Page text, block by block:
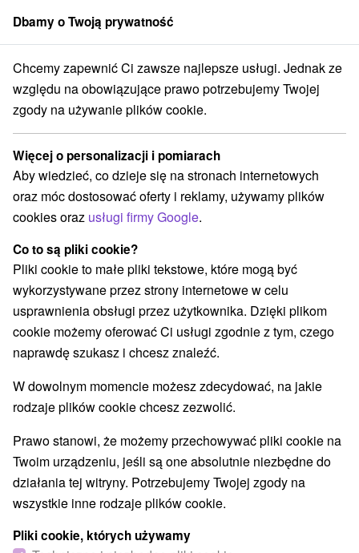
członek grupySorger
oferty na Słowacji Bony wakacyjne na Słowacji Zamagurie
Bony wakacyjne na Słowacji
Zamagurie
Kategorie
Wszystkie kategorie
Pobyty z rabatem
Wellness pobyty(7) Wyjazdy weekendowe
Pobyty dla seniorów(1) Wakacje rodzinne(3)
Wybierz lokalizację lub datę
Najlepiej sprzedające
1.
Dbamy o Twoją prywatność
Chcemy zapewnić Ci zawsze najlepsze usługi. Jednak ze
względu na obowiązujące prawo potrzebujemy Twojej
zgody na używanie plików cookie.
Więcej o personalizacji i pomiarach
Aby wiedzieć, co dzieje się na stronach internetowych
oraz móc dostosować oferty i reklamy, używamy plików
cookies oraz usługi firmy Google.
Co to są pliki cookie?
Pliki cookie to małe pliki tekstowe, które mogą być
wykorzystywane przez strony internetowe w celu
usprawnienia obsługi przez użytkownika. Dzięki plikom
cookie możemy oferować Ci usługi zgodnie z tym, czego
naprawdę szukasz i chcesz znaleźć.
W dowolnym momencie możesz zdecydować, na jakie
rodzaje plików cookie chcesz zezwolić.
Prawo stanowi, że możemy przechowywać pliki cookie na
Twoim urządzeniu, jeśli są one absolutnie niezbędne do
działania tej witryny. Potrzebujemy Twojej zgody na
wszystkie inne rodzaje plików cookie.
Pliki cookie, których używamy